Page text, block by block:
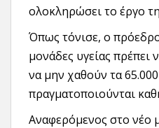
ολοκληρώσει το έργο
Όπως τόνισε, ο
μονάδες υγείας πρέπει
να μην χαθούν τα
πραγματοποιούνται
Αναφερόμενος στο νέο